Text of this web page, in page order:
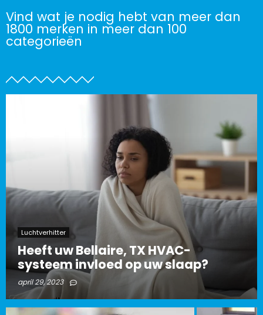
Vind wat je nodig hebt van meer dan
1800 merken in meer dan 100
categorieën
Luchtverhitter
Heeft uw Bellaire, TX HVAC-
systeem invloed op uw slaap?
april 29, 2023